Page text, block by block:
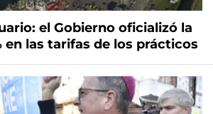
el Gobierno oficializó la
en las tarifas de los prácticos